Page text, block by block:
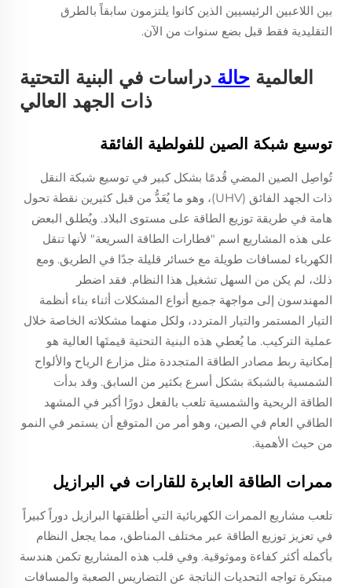
بين اللاعبين الرئيسيين الذين كانوا يلتزمون سابقاً بالطرق
التقليدية فقط قبل بضع سنوات من الآن.
العالمية حالة دراسات في البنية التحتية
ذات الجهد العالي
توسيع شبكة الصين للفولطية الفائقة
تُواصِل الصين المضي قُدمًا بشكل كبير في توسيع شبكة النقل
ذات الجهد الفائق (UHV)، وهو ما يُعَدُّ من قبل كثيرين نقطة تحول
هامة في طريقة توزيع الطاقة على مستوى البلاد. ويُطلق البعض
على هذه المشاريع اسم "قطارات الطاقة السريعة" لأنها تنقل
الكهرباء لمسافات طويلة مع خسائر قليلة جدًا في الطريق. ومع
ذلك، لم يكن من السهل تشغيل هذا النظام. فقد اضطر
المهندسون إلى مواجهة جميع أنواع المشكلات أثناء بناء أنظمة
التيار المستمر والتيار المتردد، ولكل منهما مشكلاته الخاصة خلال
عملية التركيب. ما يُعطي هذه البنية التحتية قيمتَها العالية هو
إمكانية ربط مصادر الطاقة المتجددة مثل مزارع الرياح والألواح
الشمسية بالشبكة بشكل أسرع بكثير من السابق. وقد بدأت
الطاقة الريحية والشمسية تلعب بالفعل دورًا أكبر في المشهد
الطاقي العام في الصين، وهو أمر من المتوقع أن يستمر في النمو
من حيث الأهمية.
ممرات الطاقة العابرة للقارات في البرازيل
تلعب مشاريع الممرات الكهربائية التي أطلقتها البرازيل دوراً كبيراً
في تعزيز توزيع الطاقة عبر مختلف المناطق، مما يجعل النظام
بأكمله أكثر كفاءة وموثوقية. وفي قلب هذه المشاريع تكمن هندسة
مبتكرة تواجه التحديات الناتجة عن التضاريس الصعبة والمسافات